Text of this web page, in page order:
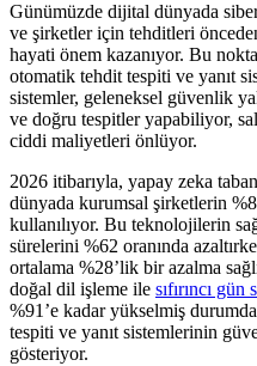
Günümüzde dijital dünyada
ve şirketler için tehditleri
hayati önem kazanıyor. Bu
otomatik tehdit tespiti ve yanıt
sistemler, geleneksel güvenlik
ve doğru tespitler yapabiliyor,
ciddi maliyetleri önlüyor.
2026 itibarıyla, yapay zeka
dünyada kurumsal şirketlerin
kullanılıyor. Bu teknolojilerin
sürelerini %62 oranında
ortalama %28’lik bir azalma
doğal dil işleme ile sıfırıncı gün
%91’e kadar yükselmiş
tespiti ve yanıt sistemlerinin
gösteriyor.